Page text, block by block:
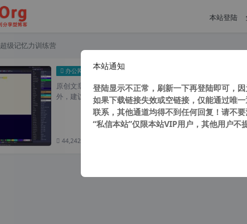
本站登陆
超级记忆力训练营
办公网络 SuperMemo 18 v1.3.1 (超级记忆神器) 汉化破解
原创文章，转载请注明： 转载自cnorg.12hp.de 注意：由于
外，建议避开晚上的访问高峰期...
44,242 次浏览
本站通知
登陆显示不正常，刷新一下再登陆即可，因
如果下载链接失效或空链接，仅能通过唯
联系，其他通道均得不到任何回复！请不
“私信本站”仅限本站VIP用户，其他用户不